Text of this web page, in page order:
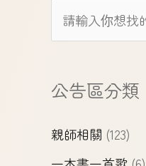
公告區分類
親師相關 (123)